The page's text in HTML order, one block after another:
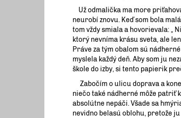
Už odmalička ma more
neurobí znovu. Keď som bola
tom vždy smiala a hovorievala: „
ktorý nevníma krásu sveta, ale
Práve za tým obalom sú
myslela každý deň. Aby som ju
škole do izby, si tento papierik
Zabočím o ulicu doprava a
niečo také nádherné môže patriť
absolútne nepáči. Všade sa
nevidno belasú oblohu, pretože